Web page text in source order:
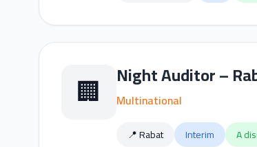
🏢 Night Auditor –
Multinational
📍 Rabat Interim A